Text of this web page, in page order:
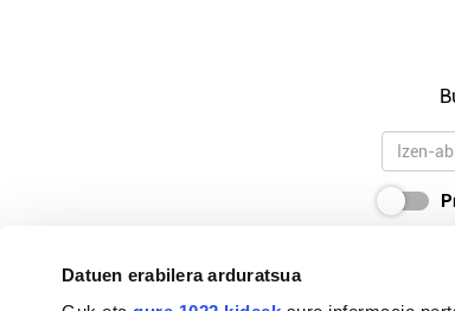
Datuen erabilera arduratsua